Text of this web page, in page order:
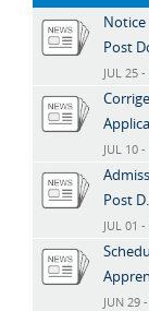
Post
JUL 25
JUL 10
Post
JUL 01
JUN 29